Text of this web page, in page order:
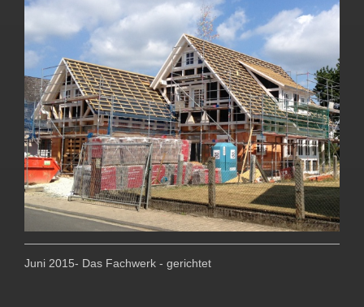
Juni 2015- Das Fachwerk - gerichtet